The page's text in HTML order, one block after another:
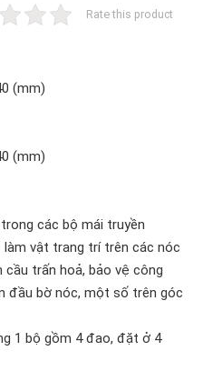
Rate this product
(mm)
(mm)
các bộ mái truyền
vật trang trí trên các nóc
cầu trấn hoả, bảo vệ công
đầu bờ nóc, một số trên góc
1 bộ gồm 4 đao, đặt ở 4